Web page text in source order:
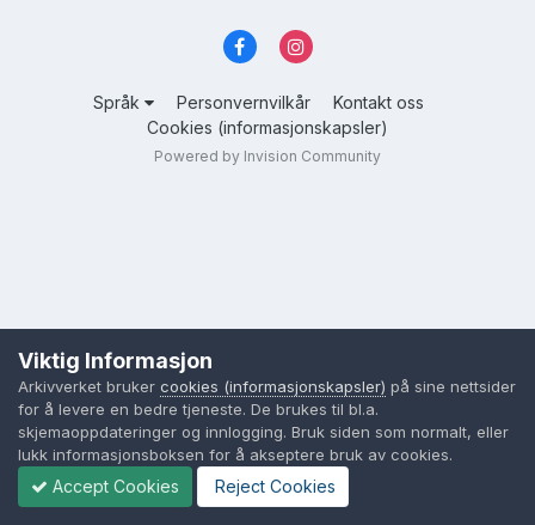
Språk Personvernvilkår
Kontakt oss
Cookies (informasjonskapsler)
Powered by Invision Community
Viktig Informasjon
Arkivverket bruker cookies (informasjonskapsler) på sine nettsider
for å levere en bedre tjeneste. De brukes til bl.a.
skjemaoppdateringer og innlogging. Bruk siden som normalt, eller
lukk informasjonsboksen for å akseptere bruk av cookies.
Accept Cookies Reject Cookies